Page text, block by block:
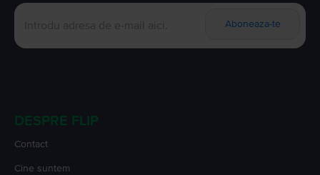
Aboneaza-te
DESPRE FLIP
Contact
Cine suntem